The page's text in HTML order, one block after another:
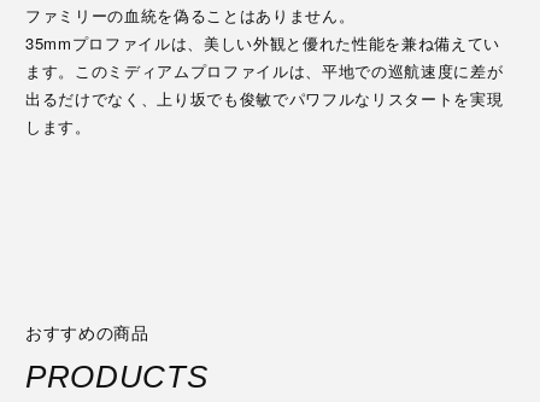
ファミリーの血統を偽ることはありません。
35mmプロファイルは、美しい外観と優れた性能を兼ね備えてい
ます。このミディアムプロファイルは、平地での巡航速度に差が
出るだけでなく、上り坂でも俊敏でパワフルなリスタートを実現
します。
おすすめの商品
PRODUCTS